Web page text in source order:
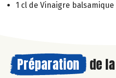
1 cl de Vinaigre balsamique
Préparation de la